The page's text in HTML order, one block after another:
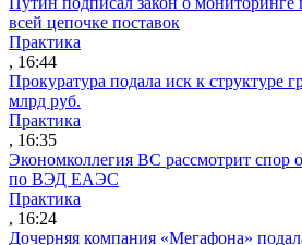
всей цепочке поставок
Практика
, 16:44
Прокуратура подала иск к структуре
млрд руб.
Практика
, 16:35
Экономколлегия ВС рассмотрит спор
по ВЭД ЕАЭС
Практика
, 16:24
Дочерняя компания «Мегафона»